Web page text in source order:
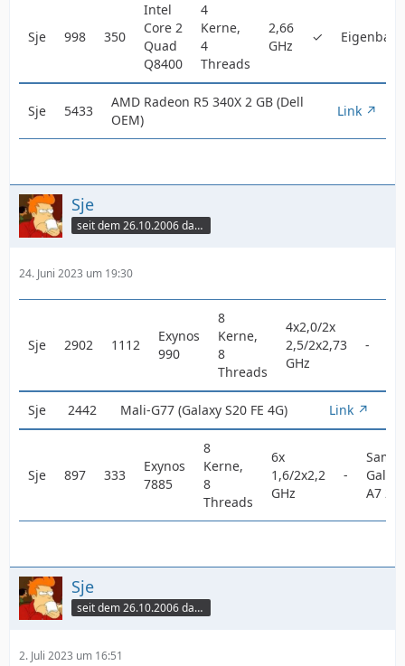
Sje 998 350
Intel
Core 2
Quad
Q8400
4
Kerne,
4
Threads
2,66
GHz
✓ Eigenbau
Sje 5433
AMD Radeon R5 340X 2 GB (Dell
OEM)
Link
Sje
seit dem 26.10.2006 dabei
24. Juni 2023 um 19:30
Sje 2902 1112
Exynos
990
8
Kerne,
8
Threads
4x2,0/2x
2,5/2x2,73
GHz
-
Sje 2442 Mali-G77 (Galaxy S20 FE 4G) Link
Sje 897 333
Exynos
7885
8
Kerne,
8
Threads
6x
1,6/2x2,2
GHz
-
Galaxy
A7
Sje
seit dem 26.10.2006 dabei
2. Juli 2023 um 16:51